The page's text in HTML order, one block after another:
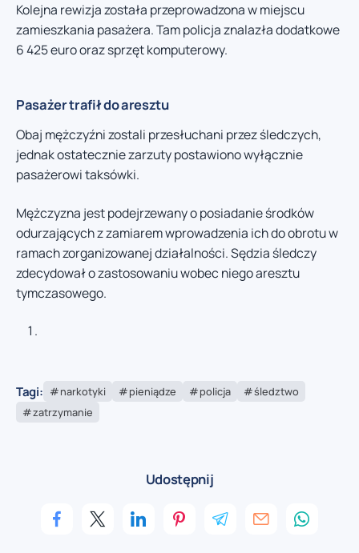
Kolejna rewizja została przeprowadzona w miejscu
zamieszkania pasażera. Tam policja znalazła dodatkowe
6 425 euro oraz sprzęt komputerowy.
Pasażer trafił do aresztu
Obaj mężczyźni zostali przesłuchani przez śledczych,
jednak ostatecznie zarzuty postawiono wyłącznie
pasażerowi taksówki.
Mężczyzna jest podejrzewany o posiadanie środków
odurzających z zamiarem wprowadzenia ich do obrotu w
ramach zorganizowanej działalności. Sędzia śledczy
zdecydował o zastosowaniu wobec niego aresztu
tymczasowego.
Tagi: narkotyki pieniądze policja
śledztwo
zatrzymanie
Udostępnij